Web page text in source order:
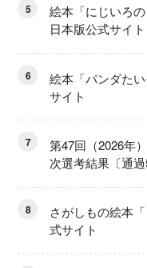
5
絵本「にじいろ
日本版公式サイト
6
絵本「パンダた
サイト
7
第47回（2026年
次選考結果〔通過
8
さがしもの絵本
式サイト